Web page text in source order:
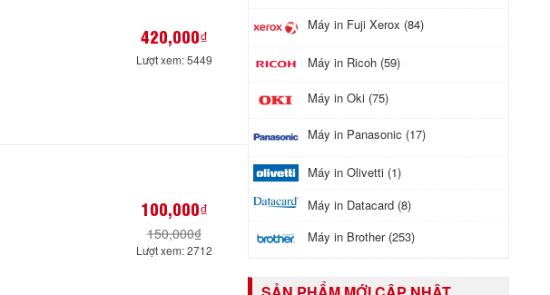
420,000₫
Lượt xem: 5449
100,000₫
150,000₫
Lượt xem: 2712
Máy in Fuji Xerox (84)
Máy in Ricoh (59)
Máy in Oki (75)
Máy in Panasonic (17)
Máy in Olivetti (1)
Máy in Datacard (8)
Máy in Brother (253)